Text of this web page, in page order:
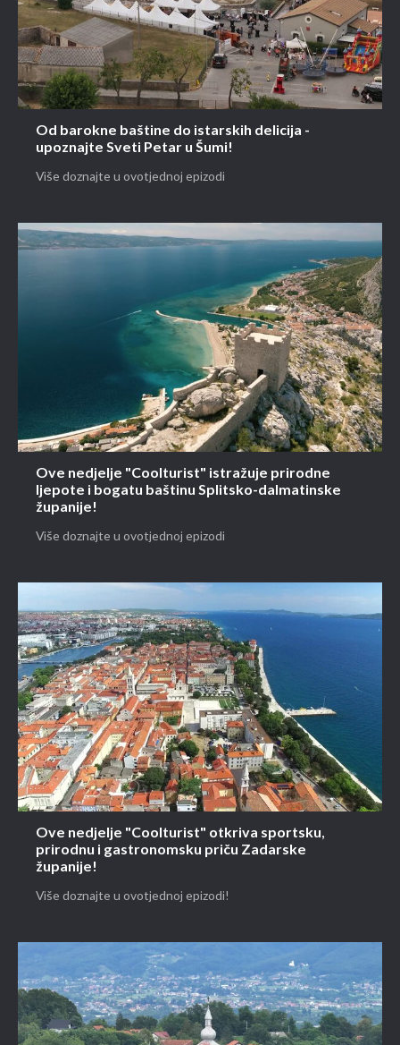
Od barokne baštine do istarskih delicija -
upoznajte Sveti Petar u Šumi!
Više doznajte u ovotjednoj epizodi
Ove nedjelje "Coolturist" istražuje prirodne
ljepote i bogatu baštinu Splitsko-dalmatinske
županije!
Više doznajte u ovotjednoj epizodi
Ove nedjelje "Coolturist" otkriva sportsku,
prirodnu i gastronomsku priču Zadarske
županije!
Više doznajte u ovotjednoj epizodi!